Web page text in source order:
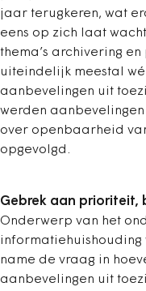
jaar terugkeren, wat
eens op zich laat
thema’s archivering
uiteindelijk meestal
aanbevelingen uit
werden
over openbaarheid
opgevolgd.
Gebrek aan prioriteit,
Onderwerp van het
informatiehuishouding
name de vraag in
aanbevelingen uit